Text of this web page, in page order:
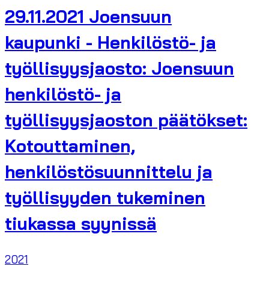
29.11.2021 Joensuun
kaupunki - Henkilöstö- ja
työllisyysjaosto: Joensuun
henkilöstö- ja
työllisyysjaoston päätökset:
Kotouttaminen,
henkilöstösuunnittelu ja
työllisyyden tukeminen
tiukassa syynissä
2021